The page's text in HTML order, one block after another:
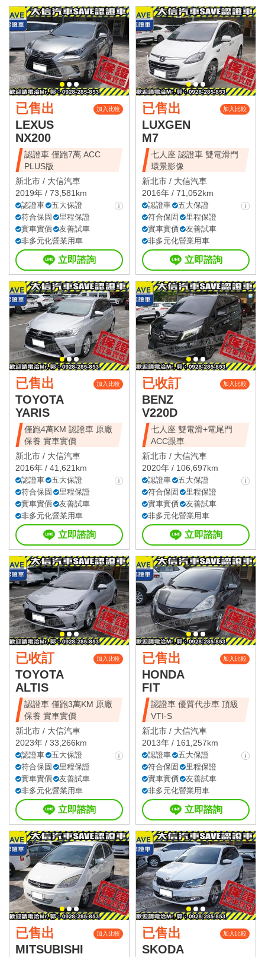
已售出 加入比較
LEXUS
NX200
認證車 僅跑7萬 ACC
PLUS版
新北市 / 大信汽車
2019年 / 73,581km
認證車
五大保證
符合保固
里程保證
實車實價
友善試車
非多元化營業用車
立即諮詢
已售出 加入比較
LUXGEN
M7
七人座 認證車 雙電滑門
環景影像
新北市 / 大信汽車
2016年 / 71,052km
認證車
五大保證
符合保固
里程保證
實車實價
友善試車
非多元化營業用車
立即諮詢
已售出 加入比較
TOYOTA
YARIS
僅跑4萬KM 認證車 原廠
保養 實車實價
新北市 / 大信汽車
2016年 / 41,621km
認證車
五大保證
符合保固
里程保證
實車實價
友善試車
非多元化營業用車
立即諮詢
已收訂 加入比較
BENZ
V220D
七人座 雙電滑+電尾門
ACC跟車
新北市 / 大信汽車
2020年 / 106,697km
認證車
五大保證
符合保固
里程保證
實車實價
友善試車
非多元化營業用車
立即諮詢
已收訂 加入比較
TOYOTA
ALTIS
認證車 僅跑3萬KM 原廠
保養 實車實價
新北市 / 大信汽車
2023年 / 33,266km
認證車
五大保證
符合保固
里程保證
實車實價
友善試車
非多元化營業用車
立即諮詢
已售出 加入比較
HONDA
FIT
認證車 優質代步車 頂級
VTI-S
新北市 / 大信汽車
2013年 / 161,257km
認證車
五大保證
符合保固
里程保證
實車實價
友善試車
非多元化營業用車
立即諮詢
已售出 加入比較
MITSUBISHI
已售出 加入比較
SKODA